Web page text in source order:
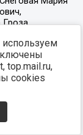
top.mail.ru,
cookies